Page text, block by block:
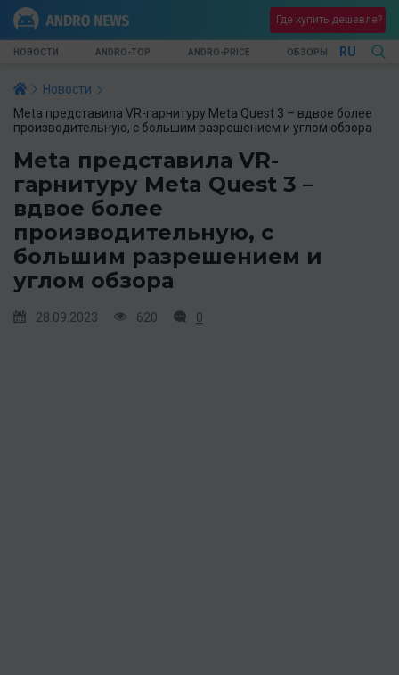
Где купить дешевле?
НОВОСТИ ANDRO-TOP ANDRO-PRICE ОБЗОРЫ RU
Новости
Meta представила VR-гарнитуру Meta Quest 3 – вдвое более
производительную, с большим разрешением и углом обзора
Meta представила VR-
гарнитуру Meta Quest 3 –
вдвое более
производительную, с
большим разрешением и
углом обзора
28.09.2023 620 0